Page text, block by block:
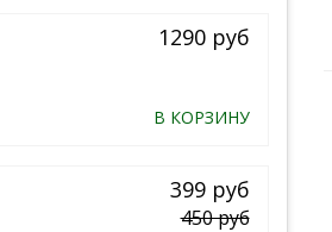
1290 руб
В КОРЗИНУ
399 руб
450 руб